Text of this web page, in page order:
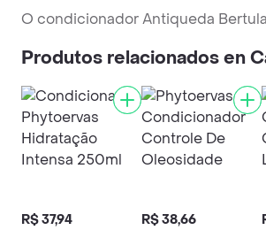
O condicionador Antiqueda
Produtos relacionados en
R$ 37,94 R$ 38,66